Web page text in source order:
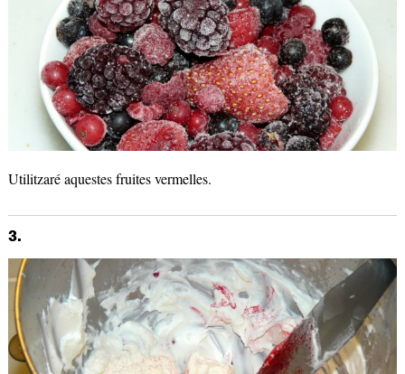
Utilitzaré aquestes fruites vermelles.
3.